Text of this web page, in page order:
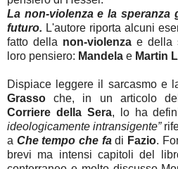
La non-violenza e la speranza
futuro. L'autore riporta alcuni
fatto della non-violenza e della
loro pensiero: Mandela e Martin
Dispiace leggere il sarcasmo e
Grasso che, in un articolo
Corriere della Sera, lo ha
ideologicamente intransigente”
a Che tempo che fadi Fazio.
brevi ma intensi capitoli del